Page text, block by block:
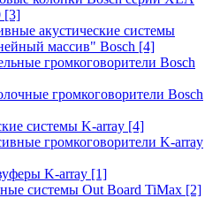
[3]
акустические системы
массив" Bosch [4]
громкоговорители Bosch
громкоговорители Bosch
системы K-array [4]
громкоговорители K-array
K-array [1]
системы Out Board TiMax [2]